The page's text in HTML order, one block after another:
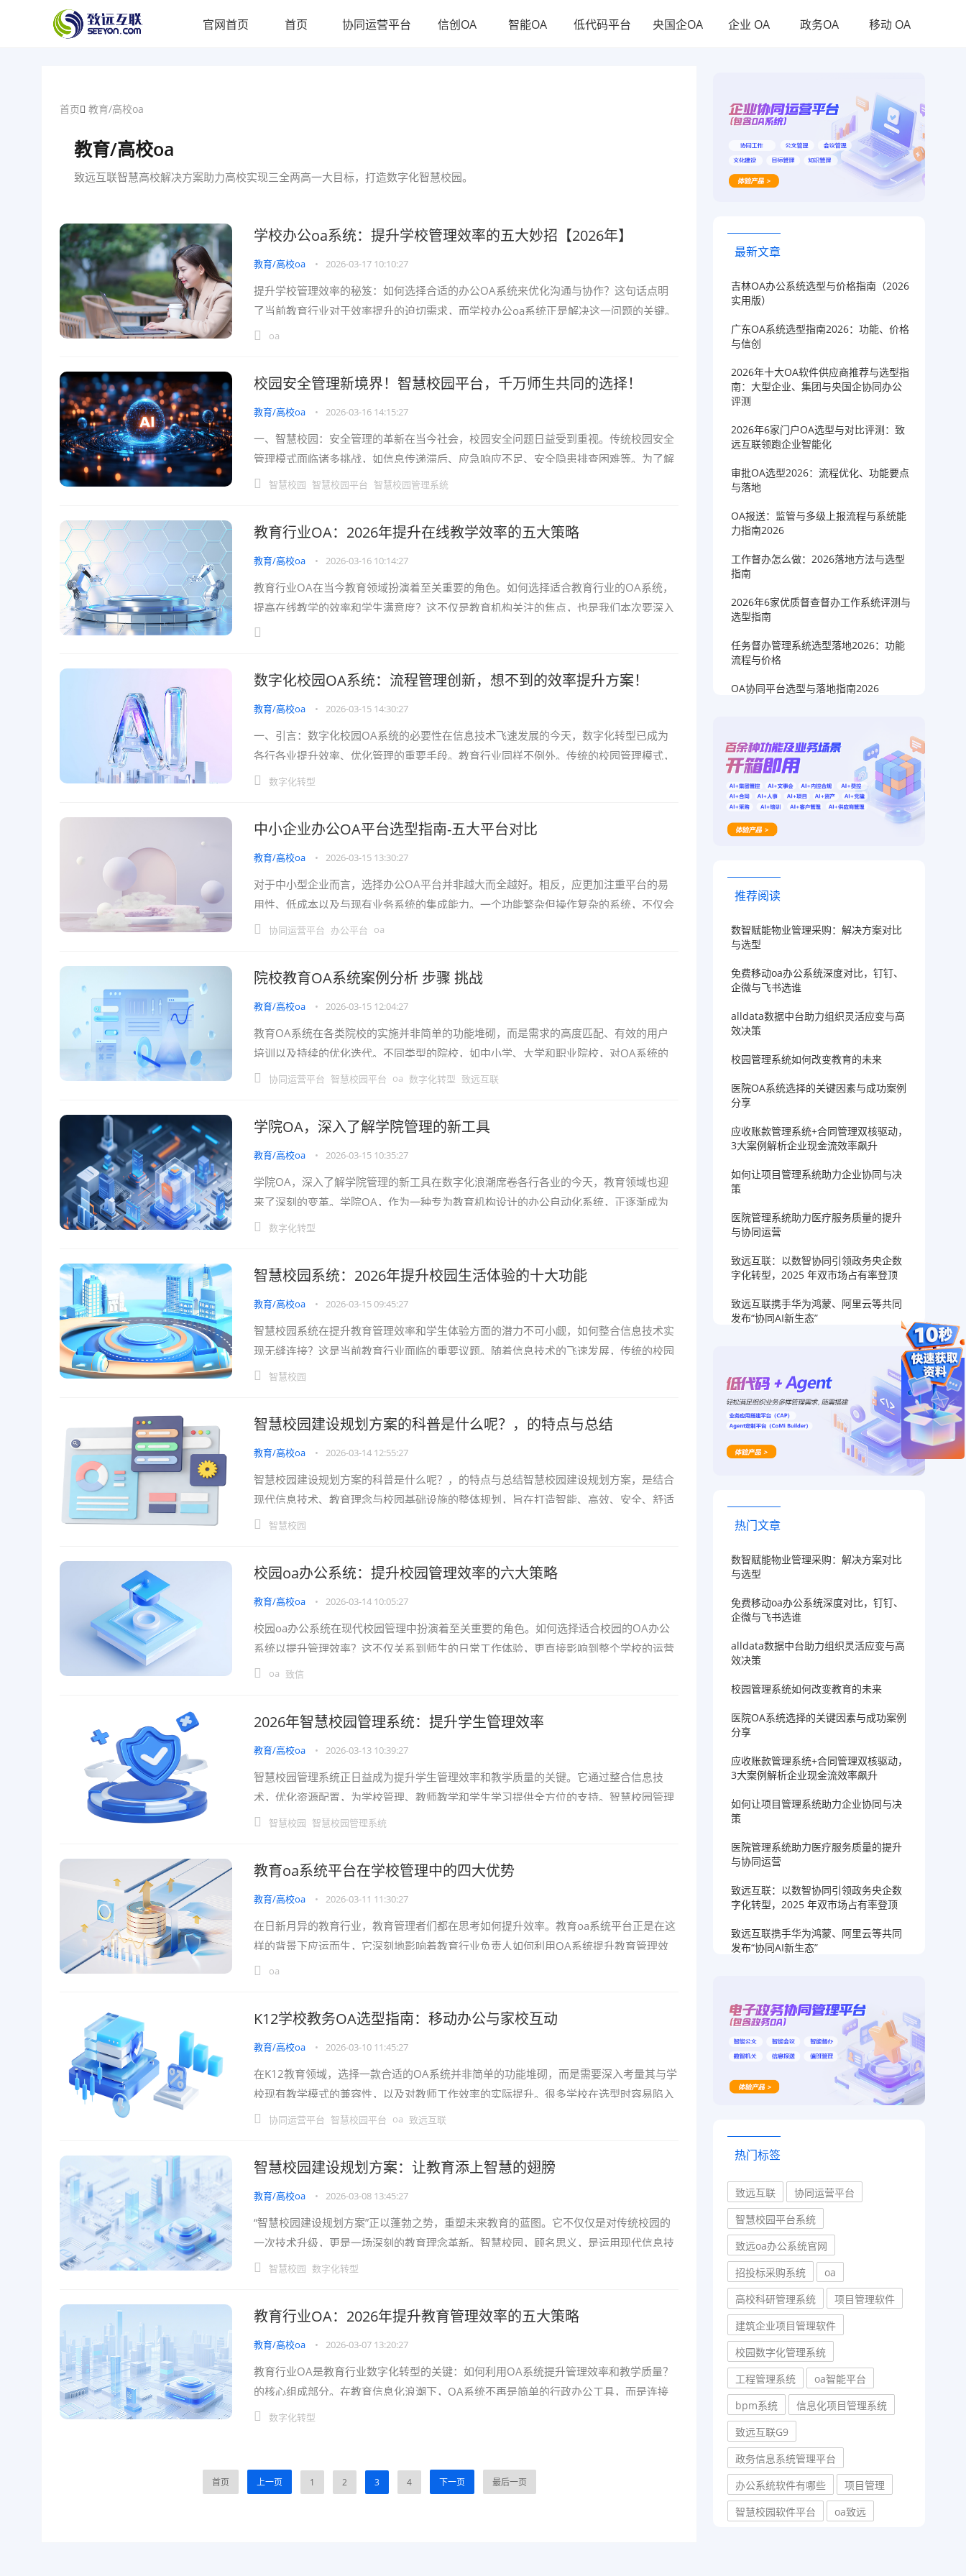
官网首页 首页 协同运营平台 信创OA 智能OA 低代码平台 央国企OA 企业 OA 政务OA 移动 OA
首页 教育/高校oa
教育/高校oa
致远互联智慧高校解决方案助力高校实现三全两高一大目标，打造数字化智慧校园。
学校办公oa系统：提升学校管理效率的五大妙招【2026年】
教育/高校oa • 2026-03-17 10:10:27
提升学校管理效率的秘笈：如何选择合适的办公OA系统来优化沟通与协作？这句话点明
了当前教育行业对于效率提升的迫切需求，而学校办公oa系统正是解决这一问题的关键。
它不仅是提升学校管理效率的工具，更是优化沟
oa
校园安全管理新境界！智慧校园平台，千万师生共同的选择！
教育/高校oa • 2026-03-16 14:15:27
一、智慧校园：安全管理的革新在当今社会，校园安全问题日益受到重视。传统校园安全
管理模式面临诸多挑战，如信息传递滞后、应急响应不足、安全隐患排查困难等。为了解
决这些问题，智慧校园应运而生，它利用先进的信
智慧校园 智慧校园平台 智慧校园管理系统
教育行业OA：2026年提升在线教学效率的五大策略
教育/高校oa • 2026-03-16 10:14:27
教育行业OA在当今教育领域扮演着至关重要的角色。如何选择适合教育行业的OA系统，
提高在线教学的效率和学生满意度？这不仅是教育机构关注的焦点，也是我们本次要深入
探讨的核心问题。一个优秀的OA系统能够优化
数字化校园OA系统：流程管理创新，想不到的效率提升方案！
教育/高校oa • 2026-03-15 14:30:27
一、引言：数字化校园OA系统的必要性在信息技术飞速发展的今天，数字化转型已成为
各行各业提升效率、优化管理的重要手段。教育行业同样不例外。传统的校园管理模式，
往往存在流程繁琐、信息传递滞后、资源利用率低
数字化转型
中小企业办公OA平台选型指南-五大平台对比
教育/高校oa • 2026-03-15 13:30:27
对于中小型企业而言，选择办公OA平台并非越大而全越好。相反，应更加注重平台的易
用性、低成本以及与现有业务系统的集成能力。一个功能繁杂但操作复杂的系统，不仅会
增加员工的学习成本，还会降低工作效率。只有选
协同运营平台 办公平台 oa
院校教育OA系统案例分析 步骤 挑战
教育/高校oa • 2026-03-15 12:04:27
教育OA系统在各类院校的实施并非简单的功能堆砌，而是需求的高度匹配、有效的用户
培训以及持续的优化迭代。不同类型的院校，如中小学、大学和职业院校，对OA系统的
需求侧重点各有不同。本文将深入探讨教育OA在
协同运营平台 智慧校园平台 oa 数字化转型 致远互联
学院OA，深入了解学院管理的新工具
教育/高校oa • 2026-03-15 10:35:27
学院OA，深入了解学院管理的新工具在数字化浪潮席卷各行各业的今天，教育领域也迎
来了深刻的变革。学院OA，作为一种专为教育机构设计的办公自动化系统，正逐渐成为
学院管理的新工具。它不仅能够提升学院的信息化
数字化转型
智慧校园系统：2026年提升校园生活体验的十大功能
教育/高校oa • 2026-03-15 09:45:27
智慧校园系统在提升教育管理效率和学生体验方面的潜力不可小觑，如何整合信息技术实
现无缝连接？这是当前教育行业面临的重要议题。随着信息技术的飞速发展，传统的校园
管理模式已经难以满足现代教育的需求。智慧校园
智慧校园
智慧校园建设规划方案的科普是什么呢？，的特点与总结
教育/高校oa • 2026-03-14 12:55:27
智慧校园建设规划方案的科普是什么呢？，的特点与总结智慧校园建设规划方案，是结合
现代信息技术、教育理念与校园基础设施的整体规划，旨在打造智能、高效、安全、舒适
的学习环境。它不仅仅是科技与教育的简单叠加，
智慧校园
校园oa办公系统：提升校园管理效率的六大策略
教育/高校oa • 2026-03-14 10:05:27
校园oa办公系统在现代校园管理中扮演着至关重要的角色。如何选择适合校园的OA办公
系统以提升管理效率？这不仅关系到师生的日常工作体验，更直接影响到整个学校的运营
效率和管理水平。选择合适的校园OA办公系统
oa 致信
2026年智慧校园管理系统：提升学生管理效率
教育/高校oa • 2026-03-13 10:39:27
智慧校园管理系统正日益成为提升学生管理效率和教学质量的关键。它通过整合信息技
术，优化资源配置，为学校管理、教师教学和学生学习提供全方位的支持。智慧校园管理
系统不仅能够简化日常管理流程，还能为学生提供个
智慧校园 智慧校园管理系统
教育oa系统平台在学校管理中的四大优势
教育/高校oa • 2026-03-11 11:30:27
在日新月异的教育行业，教育管理者们都在思考如何提升效率。教育oa系统平台正是在这
样的背景下应运而生，它深刻地影响着教育行业负责人如何利用OA系统提升教育管理效
率？。它不仅仅是一个软件，更是一种管理理念
oa
K12学校教务OA选型指南：移动办公与家校互动
教育/高校oa • 2026-03-10 11:45:27
在K12教育领域，选择一款合适的OA系统并非简单的功能堆砌，而是需要深入考量其与学
校现有教学模式的兼容性，以及对教师工作效率的实际提升。很多学校在选型时容易陷入
“功能越多越好”的误区，忽略了系统是否能
协同运营平台 智慧校园平台 oa 致远互联
智慧校园建设规划方案：让教育添上智慧的翅膀
教育/高校oa • 2026-03-08 13:45:27
“智慧校园建设规划方案”正以蓬勃之势，重塑未来教育的蓝图。它不仅仅是对传统校园的
一次技术升级，更是一场深刻的教育理念革新。智慧校园，顾名思义，是运用现代信息技
术，如物联网、大数据、人工智能等，来构建一
智慧校园 数字化转型
教育行业OA：2026年提升教育管理效率的五大策略
教育/高校oa • 2026-03-07 13:20:27
教育行业OA是教育行业数字化转型的关键：如何利用OA系统提升管理效率和教学质量？
的核心组成部分。在教育信息化浪潮下，OA系统不再是简单的行政办公工具，而是连接
学校各个环节、提升整体效能的重要枢纽。它整
数字化转型
首页 上一页 1 2 3 4 下一页 最后一页
最新文章
吉林OA办公系统选型与价格指南（2026
实用版）
广东OA系统选型指南2026：功能、价格
与信创
2026年十大OA软件供应商推荐与选型指
南：大型企业、集团与央国企协同办公
评测
2026年6家门户OA选型与对比评测：致
远互联领跑企业智能化
审批OA选型2026：流程优化、功能要点
与落地
OA报送：监管与多级上报流程与系统能
力指南2026
工作督办怎么做：2026落地方法与选型
指南
2026年6家优质督查督办工作系统评测与
选型指南
任务督办管理系统选型落地2026：功能
流程与价格
OA协同平台选型与落地指南2026
推荐阅读
数智赋能物业管理采购：解决方案对比
与选型
免费移动oa办公系统深度对比，钉钉、
企微与飞书选谁
alldata数据中台助力组织灵活应变与高
效决策
校园管理系统如何改变教育的未来
医院OA系统选择的关键因素与成功案例
分享
应收账款管理系统+合同管理双核驱动，
3大案例解析企业现金流效率飙升
如何让项目管理系统助力企业协同与决
策
医院管理系统助力医疗服务质量的提升
与协同运营
致远互联：以数智协同引领政务央企数
字化转型，2025 年双市场占有率登顶
致远互联携手华为鸿蒙、阿里云等共同
发布“协同AI新生态”
热门文章
数智赋能物业管理采购：解决方案对比
与选型
免费移动oa办公系统深度对比，钉钉、
企微与飞书选谁
alldata数据中台助力组织灵活应变与高
效决策
校园管理系统如何改变教育的未来
医院OA系统选择的关键因素与成功案例
分享
应收账款管理系统+合同管理双核驱动，
3大案例解析企业现金流效率飙升
如何让项目管理系统助力企业协同与决
策
医院管理系统助力医疗服务质量的提升
与协同运营
致远互联：以数智协同引领政务央企数
字化转型，2025 年双市场占有率登顶
致远互联携手华为鸿蒙、阿里云等共同
发布“协同AI新生态”
热门标签
致远互联
协同运营平台
智慧校园平台系统
致远oa办公系统官网
招投标采购系统
oa
高校科研管理系统
项目管理软件
建筑企业项目管理软件
校园数字化管理系统
工程管理系统
oa智能平台
bpm系统
信息化项目管理系统
致远互联G9
政务信息系统管理平台
办公系统软件有哪些
项目管理
智慧校园软件平台
oa致远